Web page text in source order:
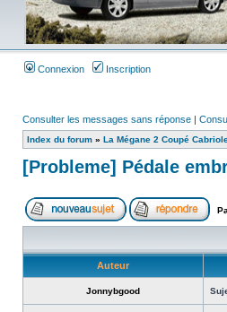
Connexion Inscription
Consulter les messages sans réponse |
Index du forum » La Mégane 2 Coupé
[Probleme] Pédale
Auteur
Jonnybgood